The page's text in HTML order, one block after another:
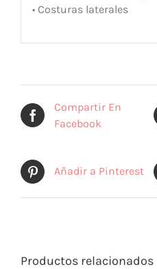
• Costuras laterales
Compartir En
Facebook
Añadir a Pinterest
Productos relacionados